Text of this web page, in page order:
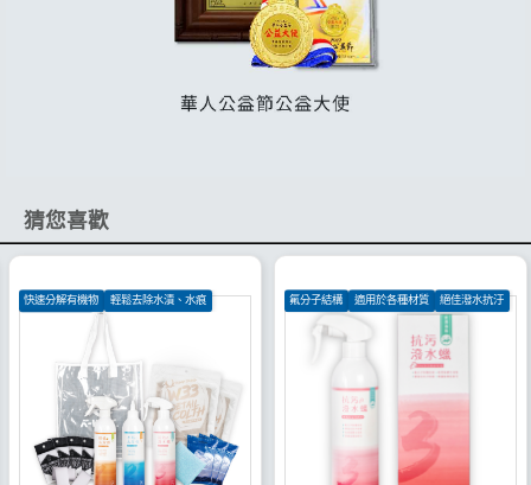
猜您喜歡
快速分解有機物
輕鬆去除水漬、水痕
氟分子結構 適用於各種材質 絕佳潑水抗汙